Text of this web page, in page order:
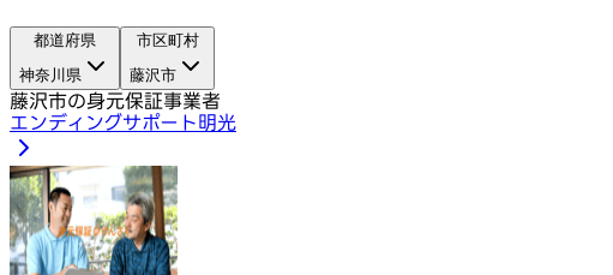
都道府県
神奈川県
市区町村
藤沢市
藤沢市の身元保証事業者
エンディングサポート明光